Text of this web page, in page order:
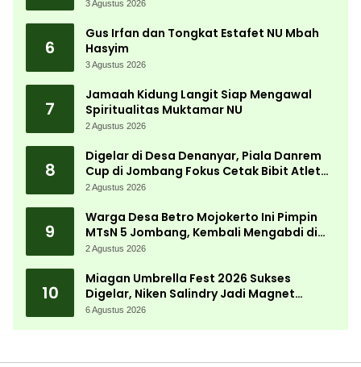
3 Agustus 2026
6
Gus Irfan dan Tongkat Estafet NU Mbah
Hasyim
3 Agustus 2026
7
Jamaah Kidung Langit Siap Mengawal
Spiritualitas Muktamar NU
2 Agustus 2026
8
Digelar di Desa Denanyar, Piala Danrem
Cup di Jombang Fokus Cetak Bibit Atlet
Menembak Berprestasi
2 Agustus 2026
9
Warga Desa Betro Mojokerto Ini Pimpin
MTsN 5 Jombang, Kembali Mengabdi di
Almamater
2 Agustus 2026
10
Miagan Umbrella Fest 2026 Sukses
Digelar, Niken Salindry Jadi Magnet
Ribuan Pengunjung
6 Agustus 2026